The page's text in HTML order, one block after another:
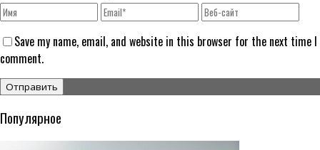
Save my name, email, and website in this browser for the next time I
comment.
Популярное